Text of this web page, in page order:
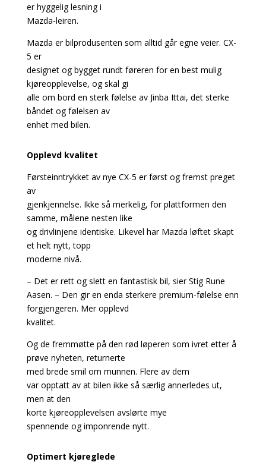
er hyggelig lesning i
Mazda-leiren.
Mazda er bilprodusenten som alltid går egne veier. CX-
5 er
designet og bygget rundt føreren for en best mulig
kjøreopplevelse, og skal gi
alle om bord en sterk følelse av Jinba Ittai, det sterke
båndet og følelsen av
enhet med bilen.
Opplevd kvalitet
Førsteinntrykket av nye CX-5 er først og fremst preget
av
gjenkjennelse. Ikke så merkelig, for plattformen den
samme, målene nesten like
og drivlinjene identiske. Likevel har Mazda løftet skapt
et helt nytt, topp
moderne nivå.
– Det er rett og slett en fantastisk bil, sier Stig Rune
Aasen. – Den gir en enda sterkere premium-følelse enn
forgjengeren. Mer opplevd
kvalitet.
Og de fremmøtte på den rød løperen som ivret etter å
prøve nyheten, returnerte
med brede smil om munnen. Flere av dem
var opptatt av at bilen ikke så særlig annerledes ut,
men at den
korte kjøreopplevelsen avslørte mye
spennende og imponrende nytt.
Optimert kjøreglede